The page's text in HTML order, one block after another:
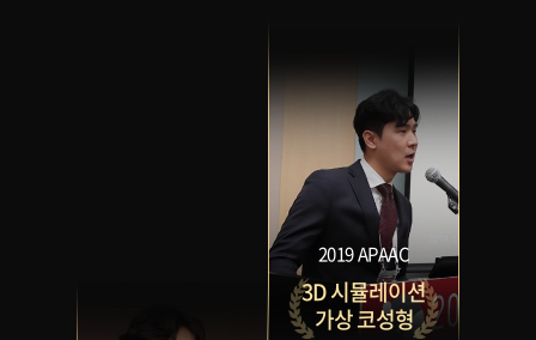
2019 APAAC
3D 시뮬레이션
가상 코성형